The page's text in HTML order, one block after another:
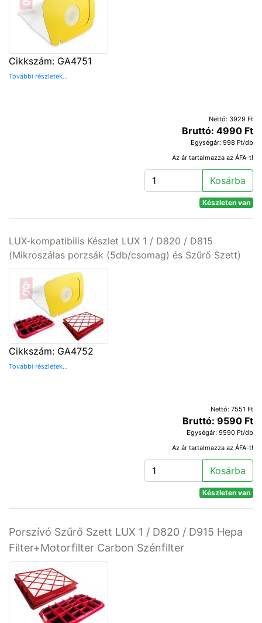
Cikkszám: GA4751
További részletek...
Nettó: 3929 Ft
Bruttó: 4990 Ft
Egységár: 998 Ft/db
Az ár tartalmazza az ÁFA-t!
Kosárba
Készleten van
LUX-kompatibilis Készlet LUX 1 / D820 / D815
(Mikroszálas porzsák (5db/csomag) és Szűrő Szett)
Cikkszám: GA4752
További részletek...
Nettó: 7551 Ft
Bruttó: 9590 Ft
Egységár: 9590 Ft/db
Az ár tartalmazza az ÁFA-t!
Kosárba
Készleten van
Porszívó Szűrő Szett LUX 1 / D820 / D915 Hepa
Filter+Motorfilter Carbon Szénfilter